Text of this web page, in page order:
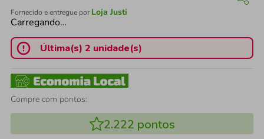
Fornecido e entregue por Loja Justi
Carregando…
Última(s) 2 unidade(s)
Compre com pontos:
2.222 pontos